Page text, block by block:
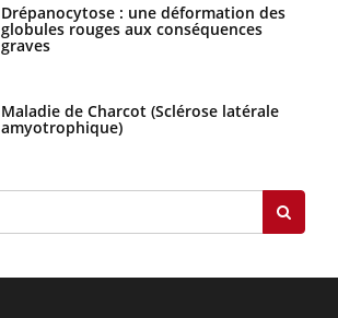
Drépanocytose : une déformation des
globules rouges aux conséquences
graves
Maladie de Charcot (Sclérose latérale
amyotrophique)